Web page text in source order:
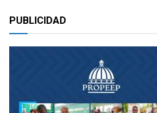
PUBLICIDAD